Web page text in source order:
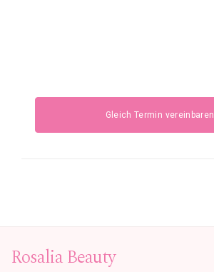
Gleich Termin vereinbaren
Rosalia Beauty